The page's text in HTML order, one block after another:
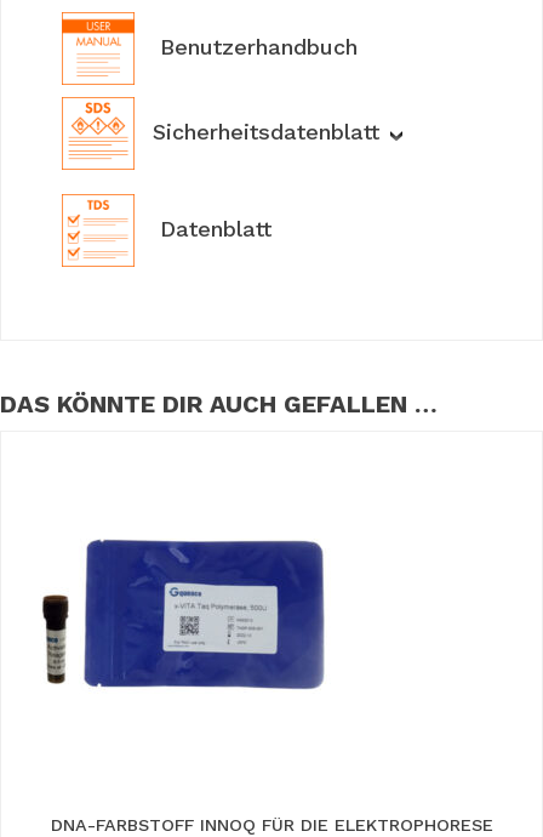
Benutzerhandbuch
Sicherheitsdatenblatt
Datenblatt
DAS KÖNNTE DIR AUCH GEFALLEN …
DNA-FARBSTOFF INNOQ FÜR DIE ELEKTROPHORESE